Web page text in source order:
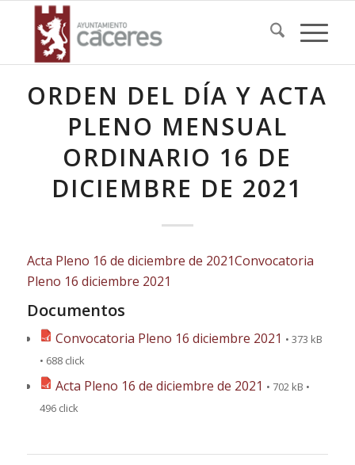
ORDEN DEL DÍA Y ACTA
PLENO MENSUAL
ORDINARIO 16 DE
DICIEMBRE DE 2021
Acta Pleno 16 de diciembre de 2021Convocatoria
Pleno 16 diciembre 2021
Documentos
Convocatoria Pleno 16 diciembre 2021 • 373 kB
• 688 click
Acta Pleno 16 de diciembre de 2021 • 702 kB •
496 click